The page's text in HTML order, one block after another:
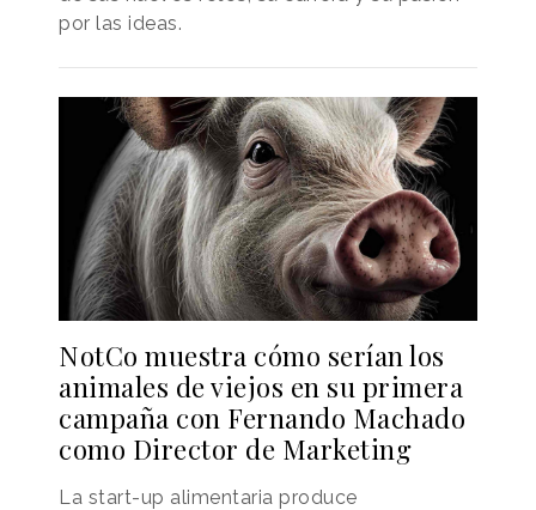
por las ideas.
NotCo muestra cómo serían los
animales de viejos en su primera
campaña con Fernando Machado
como Director de Marketing
La start-up alimentaria produce